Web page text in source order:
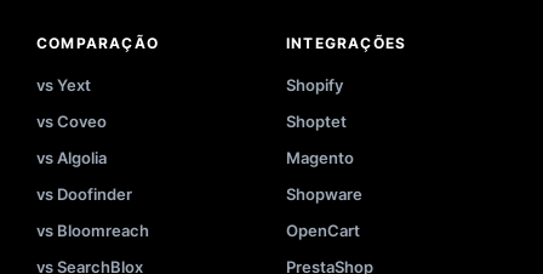
COMPARAÇÃO
vs Yext
vs Coveo
vs Algolia
vs Doofinder
vs Bloomreach
vs SearchBlox
INTEGRAÇÕES
Shopify
Shoptet
Magento
Shopware
OpenCart
PrestaShop